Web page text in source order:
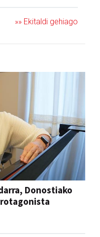
»» Ekitaldi gehiago
Donostiako